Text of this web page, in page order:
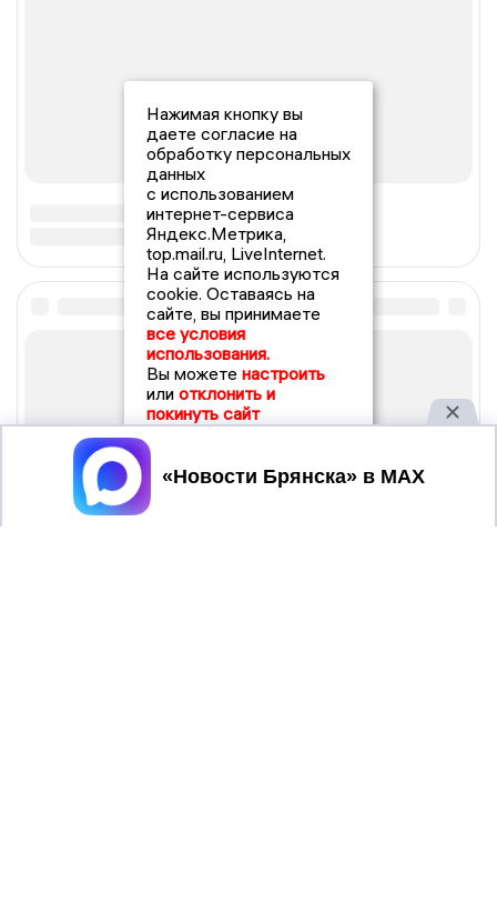
Нажимая кнопку вы
даете согласие на
обработку персональных
данных
с использованием
интернет-сервиса
Яндекс.Метрика,
top.mail.ru, LiveInternet.
На сайте используются
cookie. Оставаясь на
сайте, вы принимаете
все условия
использования.
Вы можете настроить
или отклонить и
покинуть сайт
Принять